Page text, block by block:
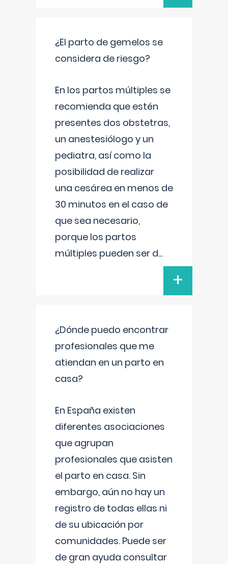
¿El parto de gemelos se
considera de riesgo?
En los partos múltiples se
recomienda que estén
presentes dos obstetras,
un anestesiólogo y un
pediatra, así como la
posibilidad de realizar
una cesárea en menos de
30 minutos en el caso de
que sea necesario,
porque los partos
múltiples pueden ser d...
+
¿Dónde puedo encontrar
profesionales que me
atiendan en un parto en
casa?
En España existen
diferentes asociaciones
que agrupan
profesionales que asisten
el parto en casa. Sin
embargo, aún no hay un
registro de todas ellas ni
de su ubicación por
comunidades. Puede ser
de gran ayuda consultar